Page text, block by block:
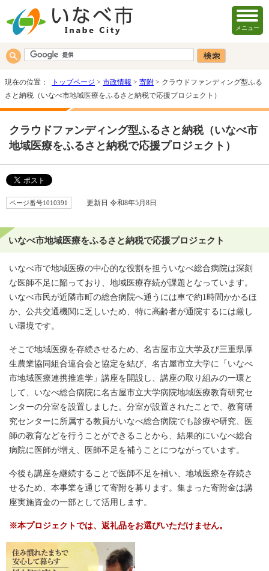
メニュー
現在の位置： トップページ > 市政情報 > 寄附 > クラウドファンディング型ふる
さと納税（いなべ市地域医療をふるさと納税で応援プロジェクト）
クラウドファンディング型ふるさと納税（いなべ市
地域医療をふるさと納税で応援プロジェクト）
ページ番号1010391 更新日 令和8年5月8日
いなべ市地域医療をふるさと納税で応援プロジェクト
いなべ市で地域医療の中心的な役割を担ういなべ総合病院は深刻
な医師不足に陥っており、地域医療存続が課題となっています。
いなべ市民が近隣市町の総合病院へ通うには車で約1時間かかるほ
か、公共交通機関に乏しいため、特に高齢者が通院するには厳し
い環境です。
そこで地域医療を存続させるため、名古屋市立大学及び三重県厚
生農業協同組合連合会と協定を結び、名古屋市立大学に「いなべ
市地域医療連携推進学」講座を開設し、講座の取り組みの一環と
して、いなべ総合病院に名古屋市立大学病院地域医療教育研究セ
ンターの分室を設置しました。分室が設置されたことで、教育研
究センターに所属する教員がいなべ総合病院でも診療や研究、医
師の教育などを行うことができることから、結果的にいなべ総合
病院に医師が増え、医師不足を補うことにつながっています。
今後も講座を継続することで医師不足を補い、地域医療を存続さ
せるため、本事業を通じて寄附を募ります。集まった寄附金は講
座実施資金の一部として活用します。
※本プロジェクトでは、返礼品をお選びいただけません。